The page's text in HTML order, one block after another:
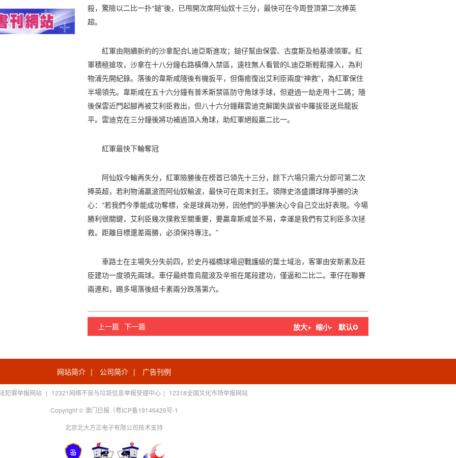
殺，驚險以二比一扑“鎚”後，已甩開次席阿仙奴十三分，最快可在今周登頂第二次捧英
超。
紅軍由剛續新約的沙拿配合L迪亞斯進攻；鎚仔幫由保雲、古度斯及柏基達領軍。紅
軍積極搶攻，沙拿在十八分鐘右路橫傳入禁區，遠柱無人看管的L迪亞斯輕鬆撞入，為利
物浦先開紀錄。落後的韋斯咸隨後有機扳平，但傷癒復出艾利臣兩度“神救”，為紅軍保住
半場領先。韋斯咸在五十六分鐘有普禾斯禁區防守角球手球，但避過一劫走甩十二碼；隨
後保雲近門起腳再被艾利臣救出，但八十六分鐘藉雲迪克解圍失誤省中羅拔臣送烏龍扳
平。雲迪克在三分鐘後將功補過頂入角球，助紅軍絕殺贏二比一。
紅軍最快下輪奪冠
阿仙奴今輪再失分，紅軍險勝後在榜首已領先十三分，餘下六場只需六分即可第二次
捧英超，若利物浦贏波而阿仙奴輸波，最快可在周末封王。領隊史洛盛讚球隊爭勝的決
心：“若我們今季能成功奪標，全是球員功勞，因他們的爭勝決心令自己交出好表現。今場
勝利很關鍵，艾利臣幾次撲救至關重要，要贏韋斯咸並不易，幸運是我們有艾利臣多次拯
救。距離目標還差兩勝，必須保持專注。”
車路士在主場失分失前四，於史丹福橋球場迎戰護級的葉士域治，客軍由安斯素及莊
臣建功一度領先兩球。車仔最終靠烏龍波及辛祖在尾段建功，僅逼和二比二。車仔在聯賽
兩連和，踢多場落後紐卡素兩分跌落第六。
上一篇 下一篇 放大+ 缩小- 默认o
网站简介 | 公司简介 | 广告刊例
犯罪举报网站 | 12321网络不良与垃圾信息举报受理中心 | 12318全国文化市场举报网站
Copyright © 澳门日报（粤ICP备19146429号-1
北京北大方正电子有限公司技术支持